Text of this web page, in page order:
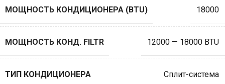
МОЩНОСТЬ КОНДИЦИОНЕРА (BTU) 18000
МОЩНОСТЬ КОНД. FILTR 12000 — 18000 BTU
ТИП КОНДИЦИОНЕРА Сплит-система